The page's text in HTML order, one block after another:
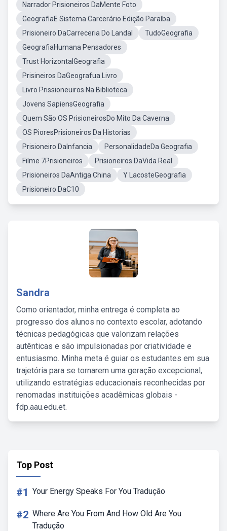
Narrador Prisioneiros DaMente Foto
GeografiaE Sistema Carcerário Edição Paraíba
Prisioneiro DaCarreceria Do Landal
TudoGeografia
GeografiaHumana Pensadores
Trust HorizontalGeografia
Prisineiros DaGeografua Livro
Livro Prissioneuiros Na Biblioteca
Jovens SapiensGeografia
Quem São OS PrisioneirosDo Mito Da Caverna
OS PioresPrisioneiros Da Historias
Prisioneiro DaInfancia
PersonalidadeDa Geografia
Filme 7Prisioneiros
Prisioneiros DaVida Real
Prisioneiros DaAntiga China
Y LacosteGeografia
Prisioneiro DaC10
Sandra
Como orientador, minha entrega é completa ao
progresso dos alunos no contexto escolar, adotando
técnicas pedagógicas que valorizam relações
autênticas e são impulsionadas por criatividade e
entusiasmo. Minha meta é guiar os estudantes em sua
trajetória para se tornarem uma geração excepcional,
utilizando estratégias educacionais reconhecidas por
renomadas instituições acadêmicas globais -
fdp.aau.edu.et.
Top Post
#1 Your Energy Speaks For You Tradução
#2 Where Are You From And How Old Are You
Tradução